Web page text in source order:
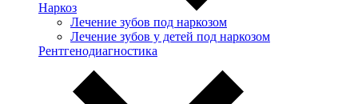
Наркоз
Лечение зубов под наркозом
Лечение зубов у детей под наркозом
Рентгенодиагностика